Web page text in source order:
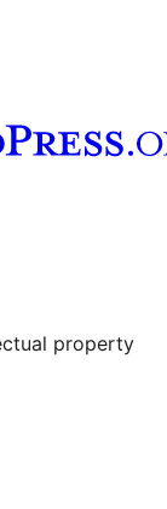
property